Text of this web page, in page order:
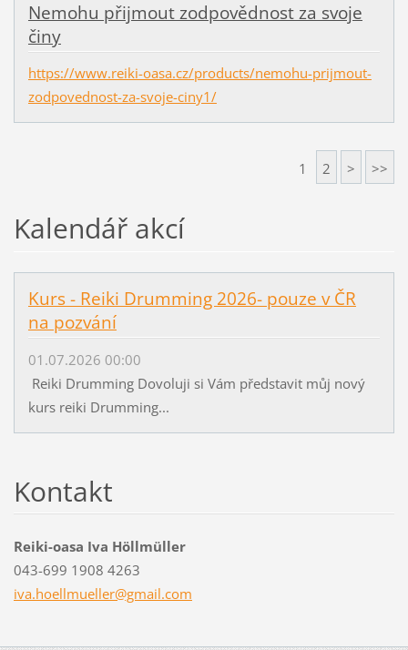
Nemohu přijmout zodpovědnost za svoje
činy
https://www.reiki-oasa.cz/products/nemohu-prijmout-
zodpovednost-za-svoje-ciny1/
1 2 > >>
Kalendář akcí
Kurs - Reiki Drumming 2026- pouze v ČR
na pozvání
01.07.2026 00:00
Reiki Drumming Dovoluji si Vám představit můj nový
kurs reiki Drumming...
Kontakt
Reiki-oasa Iva Höllmüller
043-699 1908 4263
iva.hoellmueller@gmail.com